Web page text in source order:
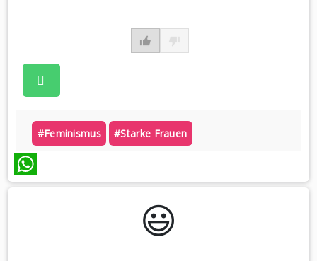
#feminismus #starke Frauen
WhatsApp
😃️